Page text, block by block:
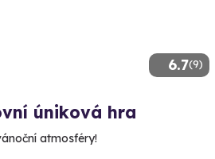
6.7(9)
úniková hra
atmosféry!